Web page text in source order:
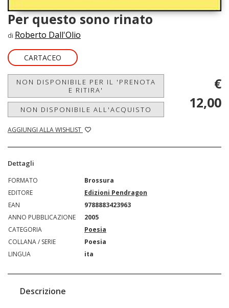
Per questo sono rinato
di Roberto Dall'Olio
CARTACEO
NON DISPONIBILE PER IL 'PRENOTA
E RITIRA'
NON DISPONIBILE ALL'ACQUISTO
AGGIUNGI ALLA WISHLIST
€
12,00
Dettagli
FORMATO
Brossura
EDITORE
Edizioni Pendragon
EAN
9788883423963
ANNO PUBBLICAZIONE
2005
CATEGORIA
Poesia
COLLANA / SERIE
Poesia
LINGUA
ita
Descrizione